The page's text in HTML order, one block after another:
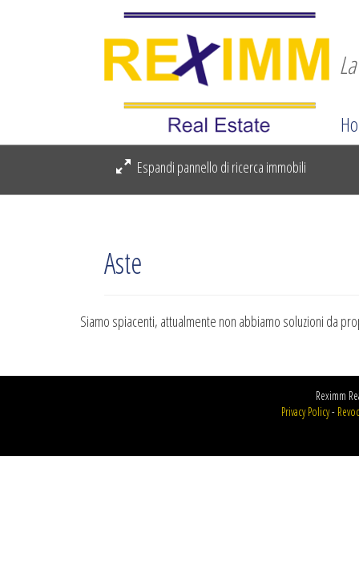
Espandi pannello di ricerca immobili
Aste
Siamo spiacenti, attualmente non abbiamo soluzioni da
Reximm
Privacy Policy-